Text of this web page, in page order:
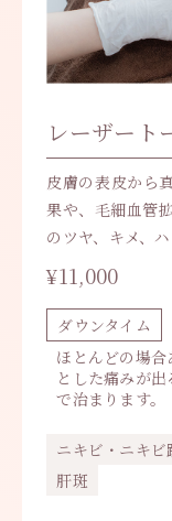
レーザート
皮膚の表皮から
果や、毛細血管
のツヤ、キメ、
¥11,000
ダウンタイム
ほとんどの場
とした痛みが
で治まります。
ニキビ・ニキビ
肝斑